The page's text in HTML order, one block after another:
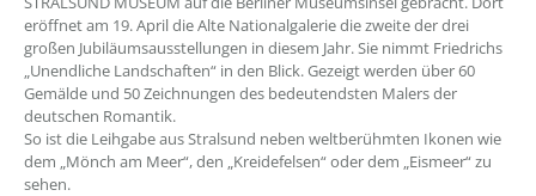
eröffnet am 19. April die Alte Nationalgalerie die zweite der drei
großen Jubiläumsausstellungen in diesem Jahr. Sie nimmt Friedrichs
„Unendliche Landschaften“ in den Blick. Gezeigt werden über 60
Gemälde und 50 Zeichnungen des bedeutendsten Malers der
deutschen Romantik.
So ist die Leihgabe aus Stralsund neben weltberühmten Ikonen wie
dem „Mönch am Meer“, den „Kreidefelsen“ oder dem „Eismeer“ zu
sehen.